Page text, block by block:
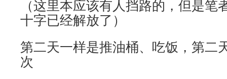
（这里本应该有人挡路的，但是笔
十字已经解放了）
第二天一样是推油桶、吃饭，第二
次